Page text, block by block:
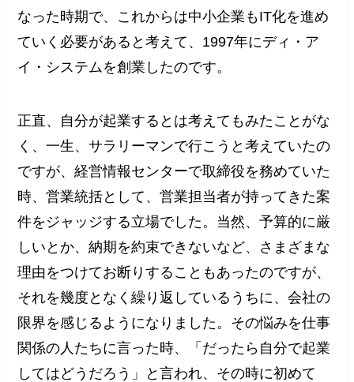
なった時期で、これからは中小企業もIT化を進め
ていく必要があると考えて、1997年にディ・ア
イ・システムを創業したのです。
正直、自分が起業するとは考えてもみたことがな
く、一生、サラリーマンで行こうと考えていたの
ですが、経営情報センターで取締役を務めていた
時、営業統括として、営業担当者が持ってきた案
件をジャッジする立場でした。当然、予算的に厳
しいとか、納期を約束できないなど、さまざまな
理由をつけてお断りすることもあったのですが、
それを幾度となく繰り返しているうちに、会社の
限界を感じるようになりました。その悩みを仕事
関係の人たちに言った時、「だったら自分で起業
してはどうだろう」と言われ、その時に初めて